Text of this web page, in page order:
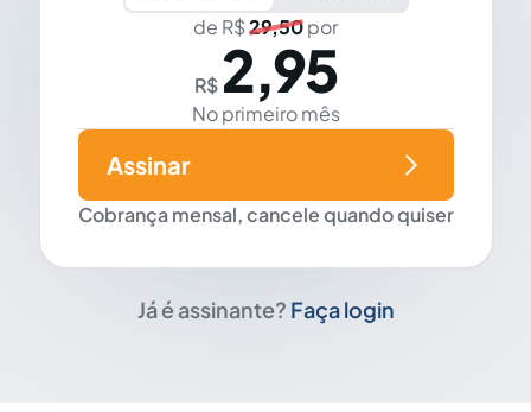
de R$29,50por
R$ 2,95
No primeiro mês
Cobrança mensal, cancele quando quiser
Assinar
Já é assinante? Faça login